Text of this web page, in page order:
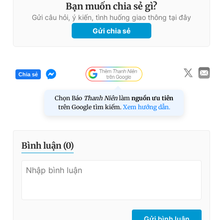
Bạn muốn chia sẻ gì?
Gửi câu hỏi, ý kiến, tình huống giao thông tại đây
Gửi chia sẻ
Chia sẻ
Chọn Báo Thanh Niên làm nguồn ưu tiên
trên Google tìm kiếm. Xem hướng dẫn.
Bình luận (0)